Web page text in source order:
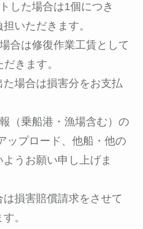
した場合は1個につき
いただきます。
合は修復作業工賃として
きます。
場合は損害分をお支払
（乗船港・漁場含む）の
ップロード、他船・他の
うお願い申し上げま
損害賠償請求をさせて
。